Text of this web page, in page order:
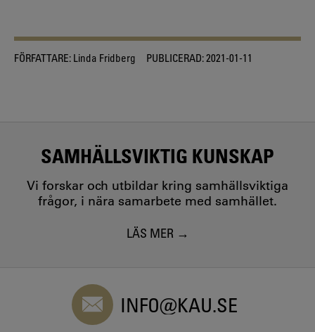
FÖRFATTARE: Linda Fridberg PUBLICERAD:2021-01-11
SAMHÄLLSVIKTIG KUNSKAP
Vi forskar och utbildar kring samhällsviktiga
frågor, i nära samarbete med samhället.
LÄS MER
INFO@KAU.SE